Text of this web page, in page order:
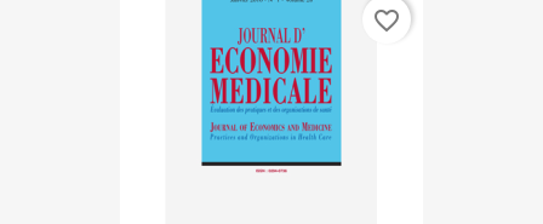
favorite_border